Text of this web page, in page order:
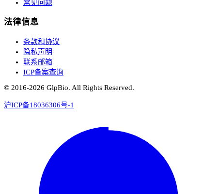
常见问题
法律信息
条款和协议
隐私声明
联系邮箱
ICP备案查询
© 2016-2026 GlpBio. All Rights Reserved.
沪ICP备18036306号-1